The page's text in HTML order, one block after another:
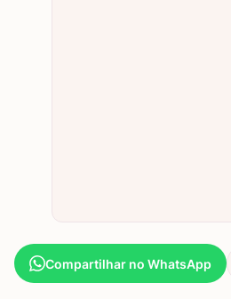
Compartilhar no WhatsApp